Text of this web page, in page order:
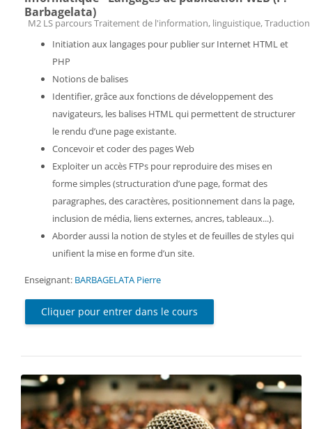
Barbagelata)
Catégorie de cours
M2 LS parcours Traitement de l'information, linguistique, Traduction
Initiation aux langages pour publier sur Internet HTML et
PHP
Notions de balises
Identifier, grâce aux fonctions de développement des
navigateurs, les balises HTML qui permettent de structurer
le rendu d’une page existante.
Concevoir et coder des pages Web
Exploiter un accès FTPs pour reproduire des mises en
forme simples (structuration d’une page, format des
paragraphes, des caractères, positionnement dans la page,
inclusion de média, liens externes, ancres, tableaux...).
Aborder aussi la notion de styles et de feuilles de styles qui
unifient la mise en forme d’un site.
Enseignant: BARBAGELATA Pierre
Cliquer pour entrer dans le cours